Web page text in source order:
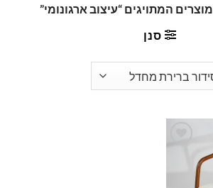
מוצרים המתויגים “עיצוב ארגונומי”
סנן